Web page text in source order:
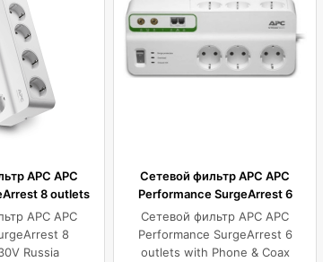
APC APC
8 outlets
APC APC
8
Russia
Сетевой фильтр APC APC
Performance SurgeArrest 6
outlets with Phone & Coax
Protection 230V Russia
Сетевой фильтр APC APC
Performance SurgeArrest 6
outlets with Phone & Coax